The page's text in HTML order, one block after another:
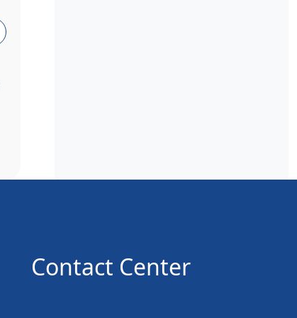
Contact Center